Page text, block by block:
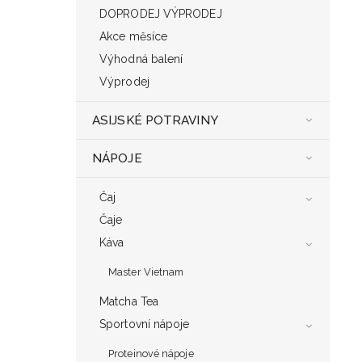
DOPRODEJ VÝPRODEJ
Akce měsíce
Výhodná balení
Výprodej
ASIJSKÉ POTRAVINY
NÁPOJE
Čaj
Čaje
Káva
Master Vietnam
Matcha Tea
Sportovní nápoje
Proteinové nápoje